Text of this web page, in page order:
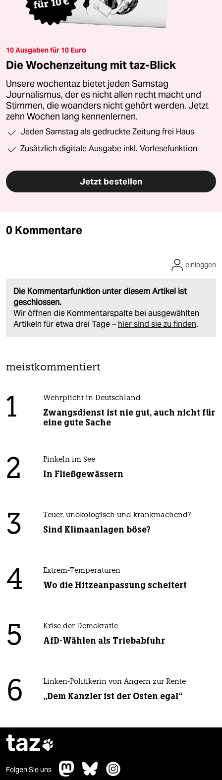
10 Ausgaben für 10 Euro
Die Wochenzeitung mit taz-Blick
Unsere wochentaz bietet jeden Samstag
Journalismus, der es nicht allen recht macht und
Stimmen, die woanders nicht gehört werden. Jetzt
zehn Wochen lang kennenlernen.
Jeden Samstag als gedruckte Zeitung frei Haus
Zusätzlich digitale Ausgabe inkl. Vorlesefunktion
Jetzt bestellen
0 Kommentare
Die Kommentarfunktion unter diesem Artikel ist
geschlossen.
Wir öffnen die Kommentarspalte bei ausgewählten
Artikeln für etwa drei Tage – hier sind sie zu finden.
einloggen
meistkommentiert
1 Wehrplicht in Deutschland
Zwangsdienst ist nie gut, auch nicht für
eine gute Sache
2 Pinkeln im See
In Fließgewässern
3 Teuer, unökologisch und krankmachend?
Sind Klimaanlagen böse?
4 Extrem-Temperaturen
Wo die Hitzeanpassung scheitert
5 Krise der Demokratie
AfD-Wählen als Triebabfuhr
6 Linken-Politikerin von Angern zur Rente
„Dem Kanzler ist der Osten egal“
taz
Folgen Sie uns